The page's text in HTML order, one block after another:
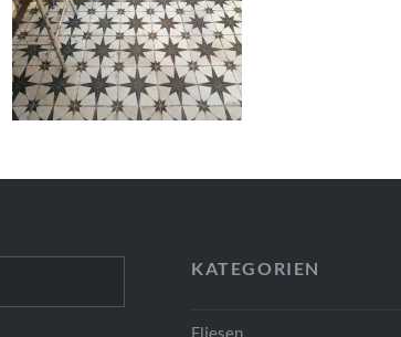
KATEGORIEN
Fliesen